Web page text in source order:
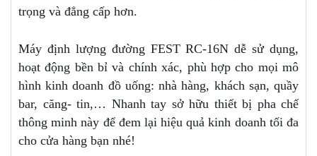
trọng và đẳng cấp hơn.
Máy định lượng đường FEST RC-16N dễ sử dụng,
hoạt động bền bỉ và chính xác, phù hợp cho mọi mô
hình kinh doanh đồ uống: nhà hàng, khách sạn, quầy
bar, căng- tin,… Nhanh tay sở hữu thiết bị pha chế
thông minh này để đem lại hiệu quả kinh doanh tối đa
cho cửa hàng bạn nhé!